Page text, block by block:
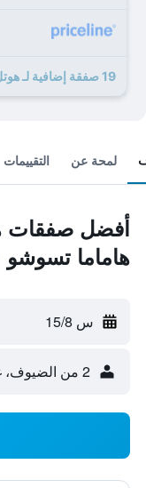
19 صفقة إضافية لـ هوتل فيلا فونتاين طوكيو - هاماما تسوشو
لمحة عن التقييمات
أفضل صفقات
هاماما تسوشو
س 15/8
2 من الضيوف، غرفة واحدة